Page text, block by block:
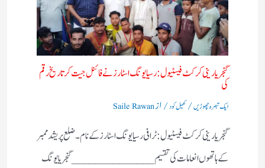
گنجریا رینی کرکٹ فیسٹیول: رسیا یونگ اسٹارز نے فائنل جیت کر تاریخ رقم
کی
ایک تبصرہ چھوڑیں/کھیل کود/ ازSaile Rawan
گنجریا رینی کرکٹ فیسٹیول: ٹرافی رسیا یونگ اسٹارز کے نام ۔ ضلع پریشد ممبر
کے ہاتھوں انعامات کی تقسیم ______________ گنجریا یونگ